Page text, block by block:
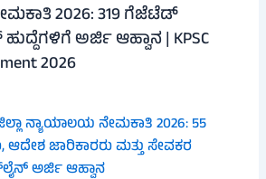
2026: 319 ಗೆಜೆಟೆಡ್
ಅರ್ಜಿ ಆಹ್ವಾನ | KPSC
2026